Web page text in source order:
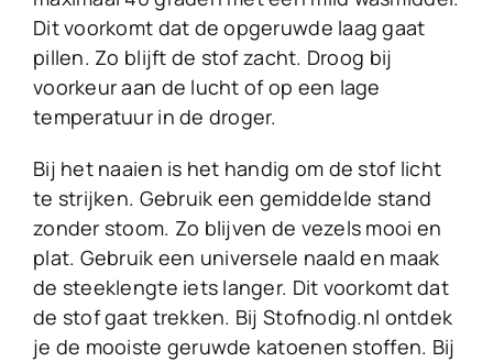
Dit voorkomt dat de opgeruwde laag gaat
pillen. Zo blijft de stof zacht. Droog bij
voorkeur aan de lucht of op een lage
temperatuur in de droger.
Bij het naaien is het handig om de stof licht
te strijken. Gebruik een gemiddelde stand
zonder stoom. Zo blijven de vezels mooi en
plat. Gebruik een universele naald en maak
de steeklengte iets langer. Dit voorkomt dat
de stof gaat trekken. Bij Stofnodig.nl ontdek
je de mooiste geruwde katoenen stoffen. Bij